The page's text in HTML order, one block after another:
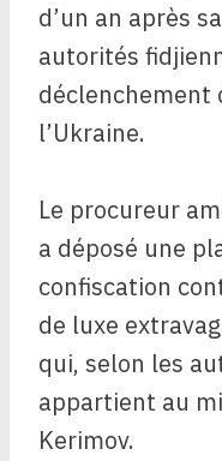
d’un an après
autorités
déclenchement
l’Ukraine.
Le procureur
a déposé une
confiscation
de luxe
qui, selon les
appartient au
Kerimov.